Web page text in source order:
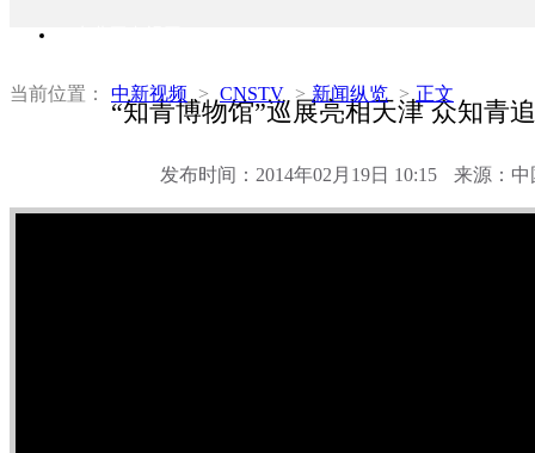
当前位置： 中新视频 > CNSTV > 新闻纵览 > 正文
“知青博物馆”巡展亮相天津 众知青
发布时间：2014年02月19日 10:15 来源：中